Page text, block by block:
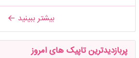
بیشتر ببینید
پربازدیدترین تاپیک های امروز